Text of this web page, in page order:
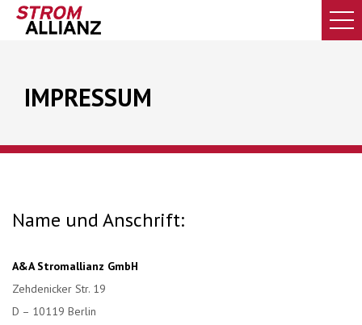
IMPRESSUM
Name und Anschrift:
A&A Stromallianz GmbH
Zehdenicker Str. 19
D – 10119 Berlin